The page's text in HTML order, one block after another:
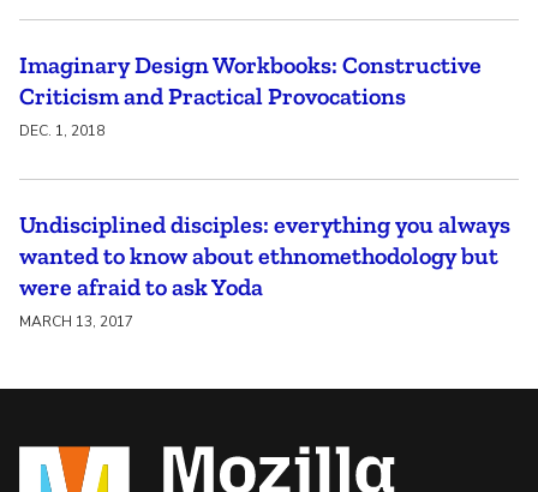
Imaginary Design Workbooks: Constructive
Criticism and Practical Provocations
DEC. 1, 2018
Undisciplined disciples: everything you always
wanted to know about ethnomethodology but
were afraid to ask Yoda
MARCH 13, 2017